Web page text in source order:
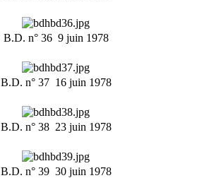
B.D. n° 36  9 juin 1978
B.D. n° 37  16 juin 1978
B.D. n° 38  23 juin 1978
B.D. n° 39  30 juin 1978